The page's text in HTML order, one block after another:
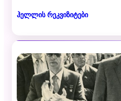
ჰელლის რეკვიზიტები